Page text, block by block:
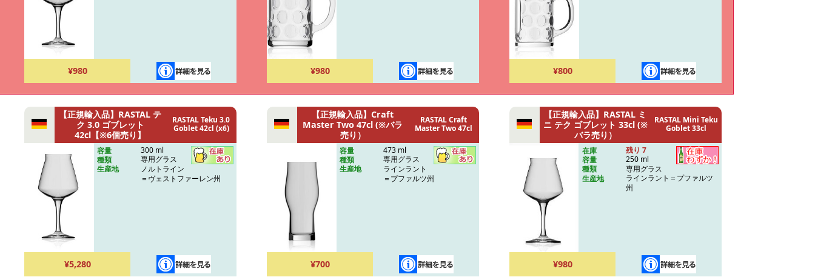
¥980 ¥980 ¥800
【正規輸入品】RASTAL テ
ク 3.0 ゴブレット
42cl【※6個売り】
RASTAL Teku 3.0
Goblet 42cl (x6)
容量
300 ml
種類
専用グラス
生産地
ノルトライン
＝ヴェストファーレン州
¥5,280
【正規輸入品】Craft
Master Two 47cl (※バラ
売り）
RASTAL Craft
Master Two 47cl
容量
473 ml
種類
専用グラス
生産地
ラインラント
＝プファルツ州
¥700
【正規輸入品】RASTAL ミ
ニ テク ゴブレット 33cl (※
バラ売り）
RASTAL Mini Teku
Goblet 33cl
在庫
残り 7
容量
250 ml
種類
専用グラス
生産地
ラインラント＝プファルツ
州
¥980